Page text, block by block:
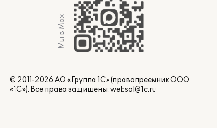
Мы в Max
© 2011-2026 АО «Группа 1С» (правопреемник ООО
«1С»). Все права защищены. websol@1c.ru